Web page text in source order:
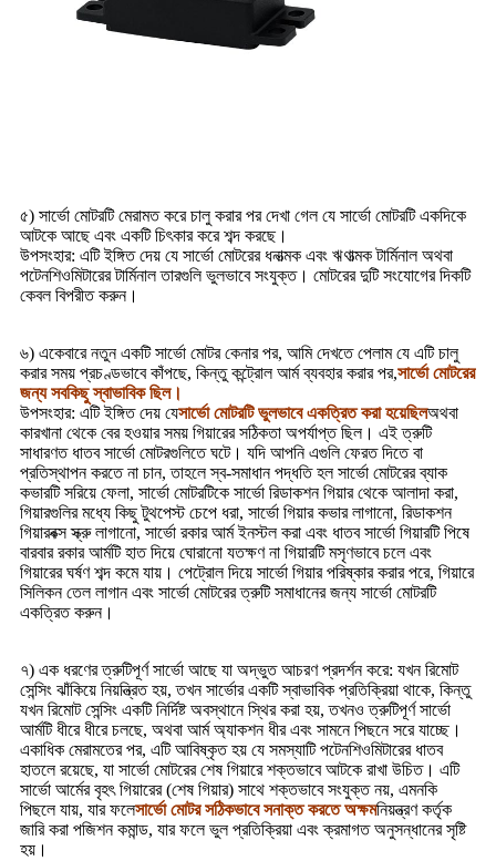
৫) সার্ভো মোটরটি মেরামত করে চালু করার পর দেখা গেল যে সার্ভো মোটরটি একদিকে
আটকে আছে এবং একটি চিৎকার করে শব্দ করছে।
উপসংহার: এটি ইঙ্গিত দেয় যে সার্ভো মোটরের ধনাত্মক এবং ঋণাত্মক টার্মিনাল অথবা
পটেনশিওমিটারের টার্মিনাল তারগুলি ভুলভাবে সংযুক্ত। মোটরের দুটি সংযোগের দিকটি
কেবল বিপরীত করুন।
৬) একেবারে নতুন একটি সার্ভো মোটর কেনার পর, আমি দেখতে পেলাম যে এটি চালু
করার সময় প্রচণ্ডভাবে কাঁপছে, কিন্তু কন্ট্রোল আর্ম ব্যবহার করার পর,সার্ভো মোটরের
জন্য সবকিছু স্বাভাবিক ছিল।
উপসংহার: এটি ইঙ্গিত দেয় যেসার্ভো মোটরটি ভুলভাবে একত্রিত করা হয়েছিলঅথবা
কারখানা থেকে বের হওয়ার সময় গিয়ারের সঠিকতা অপর্যাপ্ত ছিল। এই ত্রুটি
সাধারণত ধাতব সার্ভো মোটরগুলিতে ঘটে। যদি আপনি এগুলি ফেরত দিতে বা
প্রতিস্থাপন করতে না চান, তাহলে স্ব-সমাধান পদ্ধতি হল সার্ভো মোটরের ব্যাক
কভারটি সরিয়ে ফেলা, সার্ভো মোটরটিকে সার্ভো রিডাকশন গিয়ার থেকে আলাদা করা,
গিয়ারগুলির মধ্যে কিছু টুথপেস্ট চেপে ধরা, সার্ভো গিয়ার কভার লাগানো, রিডাকশন
গিয়ারবক্স স্ক্রু লাগানো, সার্ভো রকার আর্ম ইনস্টল করা এবং ধাতব সার্ভো গিয়ারটি পিষে
বারবার রকার আর্মটি হাত দিয়ে ঘোরানো যতক্ষণ না গিয়ারটি মসৃণভাবে চলে এবং
গিয়ারের ঘর্ষণ শব্দ কমে যায়। পেট্রোল দিয়ে সার্ভো গিয়ার পরিষ্কার করার পরে, গিয়ারে
সিলিকন তেল লাগান এবং সার্ভো মোটরের ত্রুটি সমাধানের জন্য সার্ভো মোটরটি
একত্রিত করুন।
৭) এক ধরণের ত্রুটিপূর্ণ সার্ভো আছে যা অদ্ভুত আচরণ প্রদর্শন করে: যখন রিমোট
সেন্সিং ঝাঁকিয়ে নিয়ন্ত্রিত হয়, তখন সার্ভোর একটি স্বাভাবিক প্রতিক্রিয়া থাকে, কিন্তু
যখন রিমোট সেন্সিং একটি নির্দিষ্ট অবস্থানে স্থির করা হয়, তখনও ত্রুটিপূর্ণ সার্ভো
আর্মটি ধীরে ধীরে চলছে, অথবা আর্ম অ্যাকশন ধীর এবং সামনে পিছনে সরে যাচ্ছে।
একাধিক মেরামতের পর, এটি আবিষ্কৃত হয় যে সমস্যাটি পটেনশিওমিটারের ধাতব
হাতলে রয়েছে, যা সার্ভো মোটরের শেষ গিয়ারে শক্তভাবে আটকে রাখা উচিত। এটি
সার্ভো আর্মের বৃহৎ গিয়ারের (শেষ গিয়ার) সাথে শক্তভাবে সংযুক্ত নয়, এমনকি
পিছলে যায়, যার ফলেসার্ভো মোটর সঠিকভাবে সনাক্ত করতে অক্ষমনিয়ন্ত্রণ কর্তৃক
জারি করা পজিশন কমান্ড, যার ফলে ভুল প্রতিক্রিয়া এবং ক্রমাগত অনুসন্ধানের সৃষ্টি
হয়।